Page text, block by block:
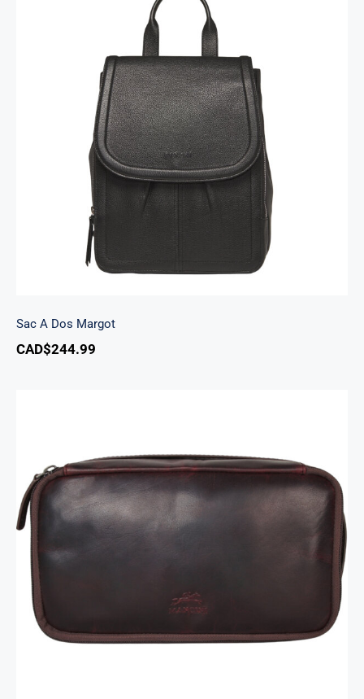
Sac A Dos Margot
Sac A Dos Margot
CAD$244.99